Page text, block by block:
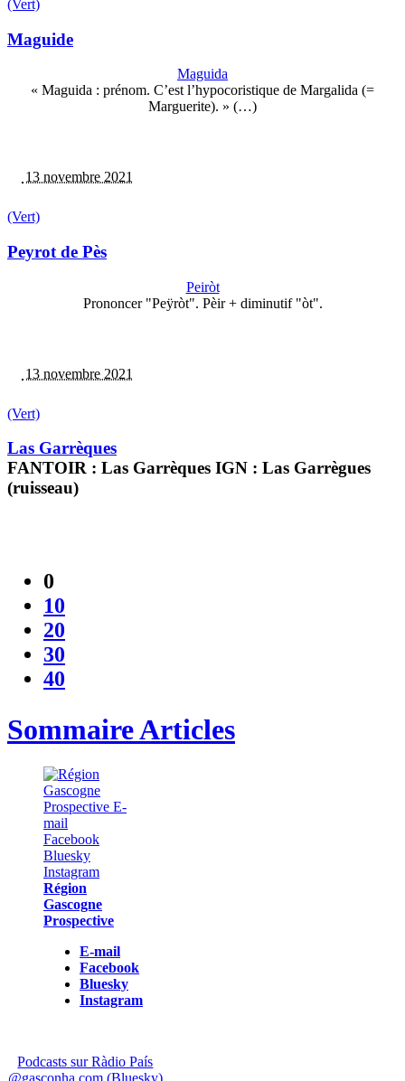
(Vert)
Maguide
Maguida
« Maguida : prénom. C’est l’hypocoristique de Margalida (=
Marguerite). » (…)
13 novembre 2021
(Vert)
Peyrot de Pès
Peiròt
Prononcer "Peÿròt". Pèir + diminutif "òt".
13 novembre 2021
(Vert)
Las Garrèques
FANTOIR : Las Garrèques IGN : Las Garrègues
(ruisseau)
0
10
20
30
40
Sommaire Articles
Région
Gascogne
Prospective
E-mail
Facebook
Bluesky
Instagram
Podcasts sur Ràdio País
@gasconha.com (Bluesky)